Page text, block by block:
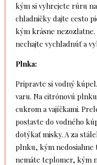
kým si vyhrejete rúru
chladničky dajte cesto
kým krásne
nechajte vychladnúť a
Plnka:
Pripravte si vodný
varu. Na citrónovú
cukrom a vajíčkami.
postavte do vodného
dotýkať misky. A za
plnku, kým nedosiahne
nemáte teplomer, kým